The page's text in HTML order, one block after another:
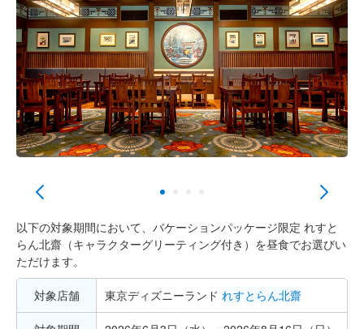
以下の対象期間において、バケーションパッケージ限定 れすと
らん北齋（キャラクターグリーティング付き）を昼食でお選びい
ただけます。
対象店舗 東京ディズニーランド れすとらん北齋